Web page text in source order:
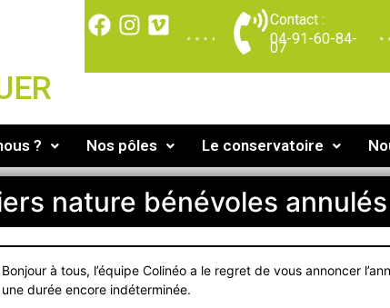
Contact :
04-91-60-84-
07
? Nos pôles Le conservatoire
nature bénévoles annulés
Bonjour à tous, l’équipe Colinéo a le regret de vous annoncer
une durée encore indéterminée.